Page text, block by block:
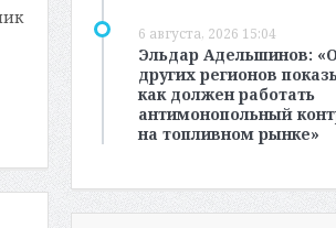
6 августа, 2026 15:04
Эльдар Адельшинов:
других регионов
как должен работать
антимонопольный
на топливном рынке»